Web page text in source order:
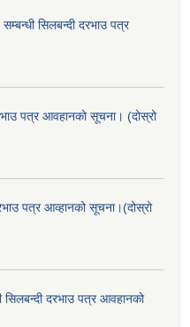
सिलबन्दी दरभाउ पत्र
पत्र आवहानको सूचना। (दोस्रो
पत्र आव्हानको सूचना।(दोस्रो
दरभाउ पत्र आवहानको